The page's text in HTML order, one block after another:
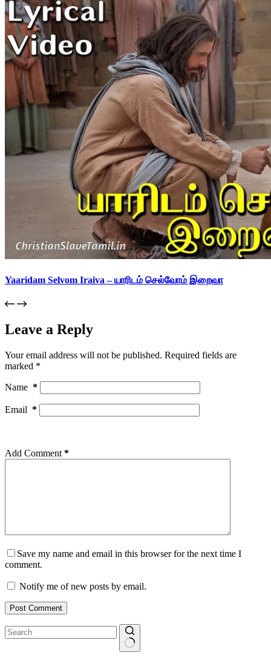
Yaaridam Selvom Iraiva – யாரிடம் செல்வோம் இறைவா
Leave a Reply
Your email address will not be published. Required fields are
marked *
Name *
Email *
Add Comment *
Save my name and email in this browser for the next time I
comment.
Notify me of new posts by email.
Post Comment